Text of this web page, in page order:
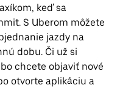
keď sa
S Uberom môžete
jazdy na
dobu. Či už si
chcete objaviť nové
otvorte aplikáciu a